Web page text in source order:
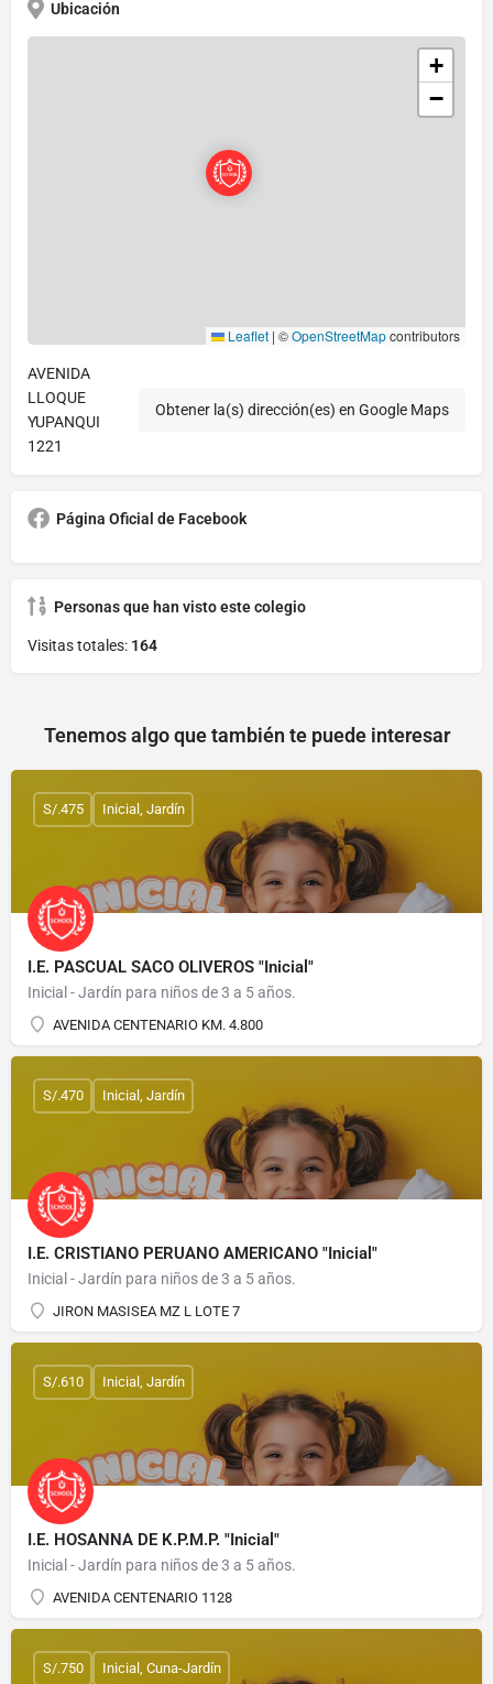
Ubicación
+
−
Leaflet | ©OpenStreetMapcontributors
AVENIDA
LLOQUE
YUPANQUI
1221
Obtener la(s) dirección(es) en Google Maps
Página Oficial de Facebook
Personas que han visto este colegio
Visitas totales: 164
Tenemos algo que también te puede interesar
I.E. PASCUAL SACO OLIVEROS "Inicial"
Inicial - Jardín para niños de 3 a 5 años.
AVENIDA CENTENARIO KM. 4.800
S/.475 Inicial, Jardín
I.E. CRISTIANO PERUANO AMERICANO "Inicial"
Inicial - Jardín para niños de 3 a 5 años.
JIRON MASISEA MZ L LOTE 7
S/.470 Inicial, Jardín
I.E. HOSANNA DE K.P.M.P. "Inicial"
Inicial - Jardín para niños de 3 a 5 años.
AVENIDA CENTENARIO 1128
S/.610 Inicial, Jardín
S/.750 Inicial, Cuna-Jardín